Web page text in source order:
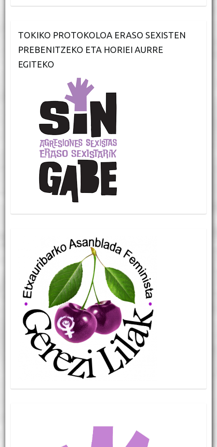
TOKIKO PROTOKOLOA ERASO SEXISTEN
PREBENITZEKO ETA HORIEI AURRE
EGITEKO